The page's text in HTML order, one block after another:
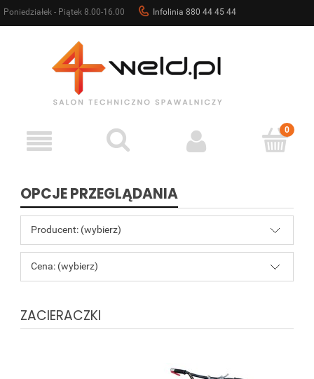
Poniedziałek - Piątek 8.00-16.00 Infolinia 880 44 45 44
OPCJE PRZEGLĄDANIA
Producent: (wybierz)
Cena: (wybierz)
ZACIERACZKI